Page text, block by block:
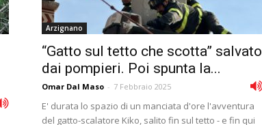
Arzignano
“Gatto sul tetto che scotta” salvato
dai pompieri. Poi spunta la...
Omar Dal Maso - 7 Febbraio 2025
E' durata lo spazio di un manciata d'ore l'avventura
del gatto-scalatore Kiko, salito fin sul tetto - e fin qui